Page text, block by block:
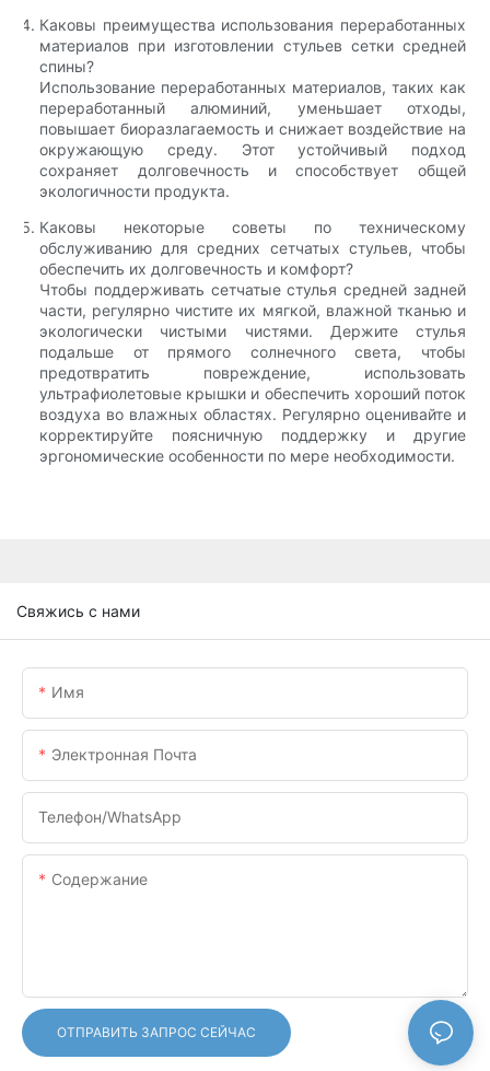
Каковы преимущества использования переработанных
материалов при изготовлении стульев сетки средней
спины?
Использование переработанных материалов, таких как
переработанный алюминий, уменьшает отходы,
повышает биоразлагаемость и снижает воздействие на
окружающую среду. Этот устойчивый подход
сохраняет долговечность и способствует общей
экологичности продукта.
Каковы некоторые советы по техническому
обслуживанию для средних сетчатых стульев, чтобы
обеспечить их долговечность и комфорт?
Чтобы поддерживать сетчатые стулья средней задней
части, регулярно чистите их мягкой, влажной тканью и
экологически чистыми чистями. Держите стулья
подальше от прямого солнечного света, чтобы
предотвратить повреждение, использовать
ультрафиолетовые крышки и обеспечить хороший поток
воздуха во влажных областях. Регулярно оценивайте и
корректируйте поясничную поддержку и другие
эргономические особенности по мере необходимости.
Свяжись с нами
Имя
Электронная Почта
Телефон/WhatsApp
Содержание
ОТПРАВИТЬ ЗАПРОС СЕЙЧАС